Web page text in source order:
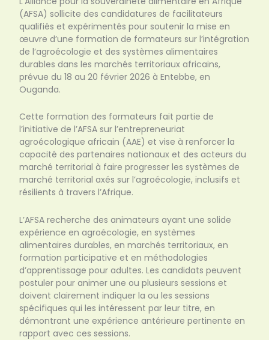
(AFSA) sollicite des candidatures de facilitateurs
qualifiés et expérimentés pour soutenir la mise en
œuvre d’une formation de formateurs sur l’intégration
de l’agroécologie et des systèmes alimentaires
durables dans les marchés territoriaux africains,
prévue du 18 au 20 février 2026 à Entebbe, en
Ouganda.
Cette formation des formateurs fait partie de
l’initiative de l’AFSA sur l’entrepreneuriat
agroécologique africain (AAE) et vise à renforcer la
capacité des partenaires nationaux et des acteurs du
marché territorial à faire progresser les systèmes de
marché territorial axés sur l’agroécologie, inclusifs et
résilients à travers l’Afrique.
L’AFSA recherche des animateurs ayant une solide
expérience en agroécologie, en systèmes
alimentaires durables, en marchés territoriaux, en
formation participative et en méthodologies
d’apprentissage pour adultes. Les candidats peuvent
postuler pour animer une ou plusieurs sessions et
doivent clairement indiquer la ou les sessions
spécifiques qui les intéressent par leur titre, en
démontrant une expérience antérieure pertinente en
rapport avec ces sessions.